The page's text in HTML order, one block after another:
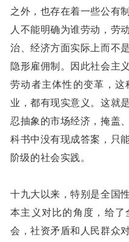
之外，也存在着一些公有
人不能明确为谁劳动，劳
治、经济方面实际上而不
隐形雇佣制。因此社会主
劳动者主体性的变革，
业，都有现实意义。这就
忍抽象的市场经济，掩盖
科书中没有现成答案，只
阶级的社会实践。
十九大以来，特别是全国
本主义对比的角度，给
会，社资矛盾和人民群众